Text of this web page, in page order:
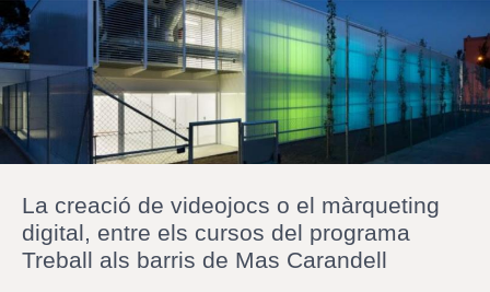
r
e
s
p
a
r
u
e
s
c
l
aquí
La creació de videojocs o el màrqueting
digital, entre els cursos del programa
Treball als barris de Mas Carandell